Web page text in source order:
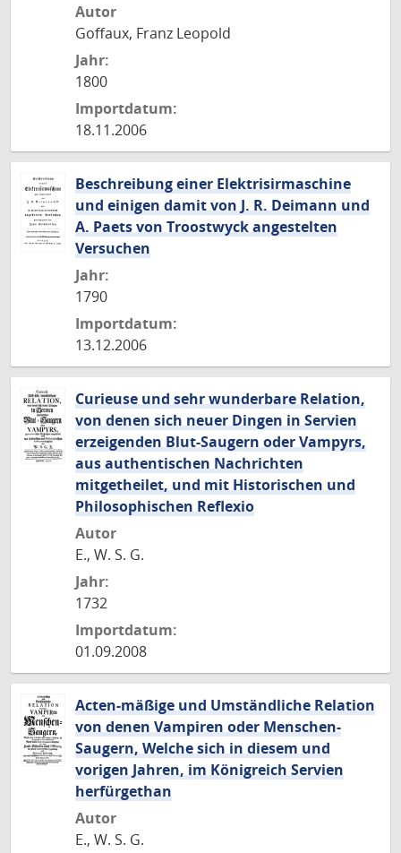
Autor
Goffaux, Franz Leopold
Jahr:
1800
Importdatum:
18.11.2006
Beschreibung einer Elektrisirmaschine
und einigen damit von J. R. Deimann und
A. Paets von Troostwyck angestelten
Versuchen
Jahr:
1790
Importdatum:
13.12.2006
Curieuse und sehr wunderbare Relation,
von denen sich neuer Dingen in Servien
erzeigenden Blut-Saugern oder Vampyrs,
aus authentischen Nachrichten
mitgetheilet, und mit Historischen und
Philosophischen Reflexio
Autor
E., W. S. G.
Jahr:
1732
Importdatum:
01.09.2008
Acten-mäßige und Umständliche Relation
von denen Vampiren oder Menschen-
Saugern, Welche sich in diesem und
vorigen Jahren, im Königreich Servien
herfürgethan
Autor
E., W. S. G.